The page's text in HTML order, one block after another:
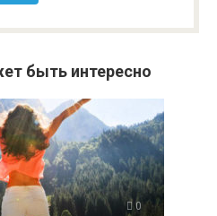
быть интересно
0